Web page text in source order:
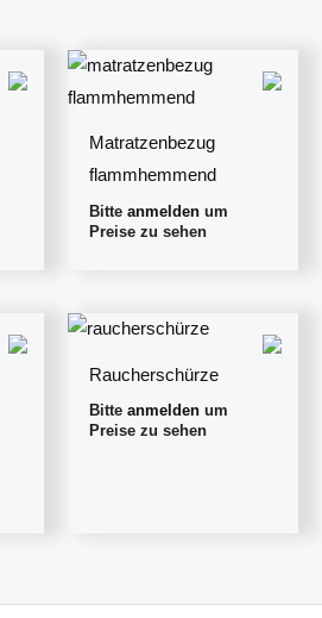
Matratzenbezug
flammhemmend
Bitte anmeldenum
Preise zu sehen
Raucherschürze
Bitte anmeldenum
Preise zu sehen